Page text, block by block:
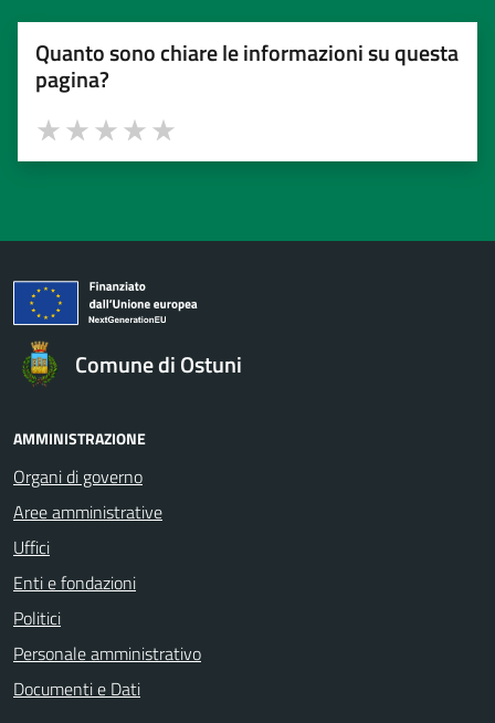
Quanto sono chiare le informazioni su questa
pagina?
Valuta 5 stelle su 5
Valuta 4 stelle su 5
Valuta 3 stelle su 5
Valuta 2 stelle su 5
Valuta 1 stelle su 5
Comune di Ostuni
AMMINISTRAZIONE
Organi di governo
Aree amministrative
Uffici
Enti e fondazioni
Politici
Personale amministrativo
Documenti e Dati